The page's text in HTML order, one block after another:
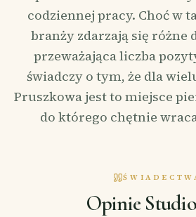
codziennej pracy. Choć w
branży zdarzają się różne
przeważająca liczba
świadczy o tym, że dla
Pruszkowa jest to miejsce
do którego chętnie
Opinie